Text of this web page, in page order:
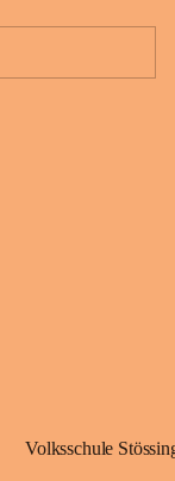
Volksschule